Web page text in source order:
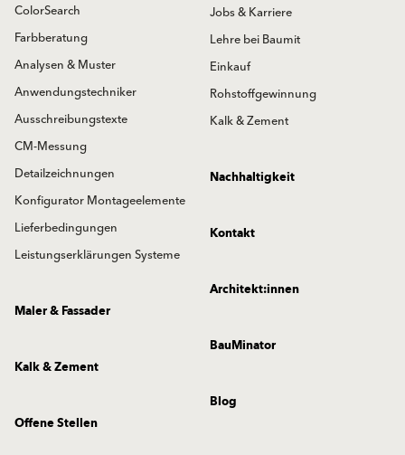
ColorSearch
Farbberatung
Analysen & Muster
Anwendungstechniker
Ausschreibungstexte
CM-Messung
Detailzeichnungen
Konfigurator Montageelemente
Lieferbedingungen
Leistungserklärungen Systeme
Jobs & Karriere
Lehre bei Baumit
Einkauf
Rohstoffgewinnung
Kalk & Zement
Nachhaltigkeit
Kontakt
Architekt:innen
Maler & Fassader
BauMinator
Kalk & Zement
Blog
Offene Stellen